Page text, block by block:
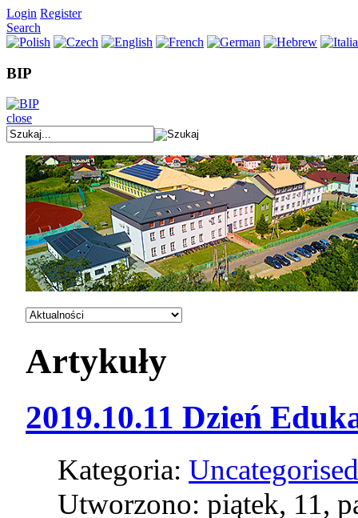
Login Register
Search
BIP
close
Artykuły
2019.10.11 Dzień
Kategoria:
Utworzono: piątek, 11,